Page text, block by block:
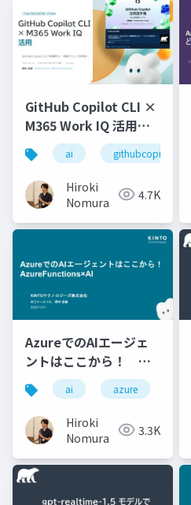
GitHub Copilot CLI ×
M365 Work IQ 活用ネ
タ
ai githubcopilot
Hiroki
Nomura
4.7K
AzureでのAIエージェ
ントはここから！
Azure Functions × AI
ai azure
Hiroki
Nomura
3.3K